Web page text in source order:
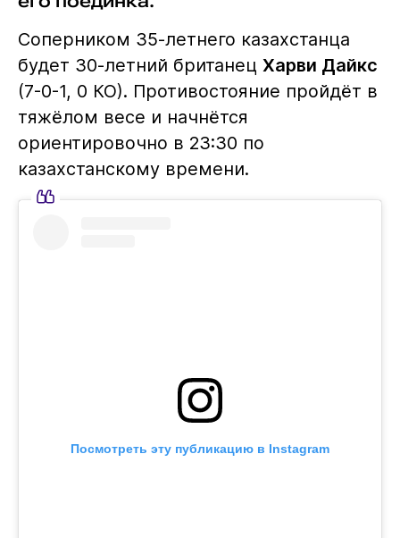
Соперником 35-летнего казахстанца
будет 30-летний британец Харви Дайкс
(7-0-1, 0 КО). Противостояние пройдёт в
тяжёлом весе и начнётся
ориентировочно в 23:30 по
казахстанскому времени.
Посмотреть эту публикацию в Instagram